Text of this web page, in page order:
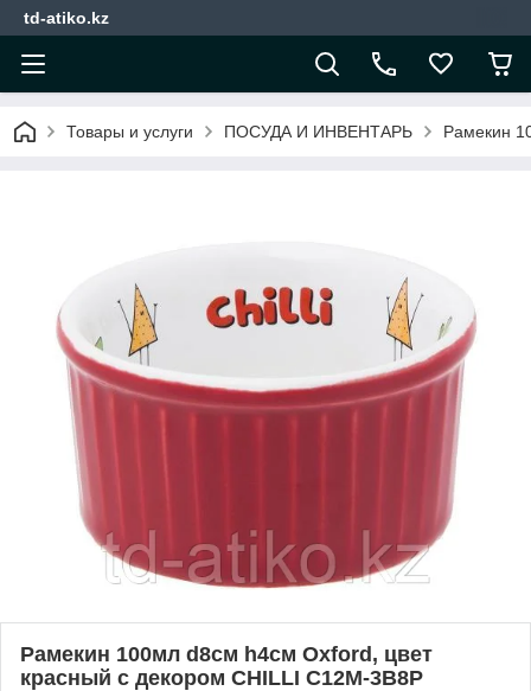
td-atiko.kz
Товары и услуги ПОСУДА И ИНВЕНТАРЬ Рамекин
Рамекин 100мл d8см h4см Oxford, цвет
красный с декором CHILLI C12M-3B8P